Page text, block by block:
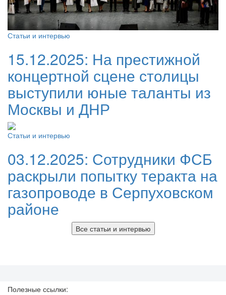
Статьи и интервью
15.12.2025: На престижной
концертной сцене столицы
выступили юные таланты из
Москвы и ДНР
Статьи и интервью
03.12.2025: Сотрудники ФСБ
раскрыли попытку теракта на
газопроводе в Серпуховском
районе
Все статьи и интервью
Полезные ссылки: